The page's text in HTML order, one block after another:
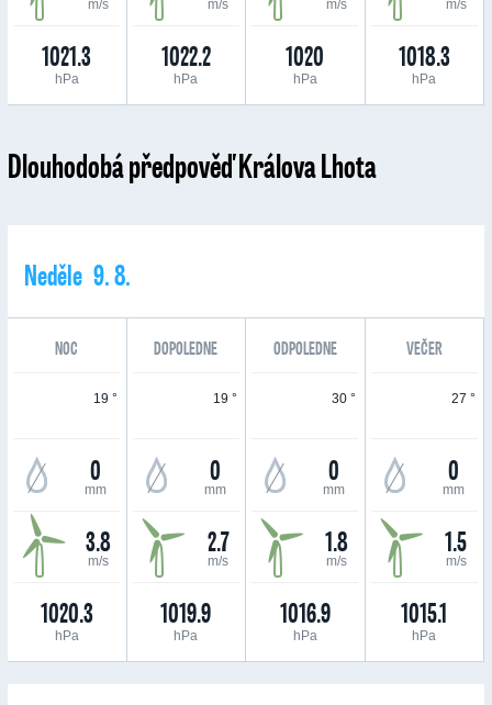
m/s
1021.3
hPa
m/s
1022.2
hPa
m/s
1020
hPa
m/s
1018.3
hPa
Dlouhodobá předpověď Králova Lhota
Neděle 9. 8.
NOC DOPOLEDNE ODPOLEDNE VEČER
19 °
0
mm
3.8
m/s
1020.3
hPa
19 °
0
mm
2.7
m/s
1019.9
hPa
30 °
0
mm
1.8
m/s
1016.9
hPa
27 °
0
mm
1.5
m/s
1015.1
hPa